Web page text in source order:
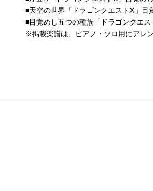
■天空の世界「ドラゴンクエストⅩ」目
■目覚めし五つの種族「ドラゴンクエ
※掲載楽譜は、ピアノ・ソロ用にアレ